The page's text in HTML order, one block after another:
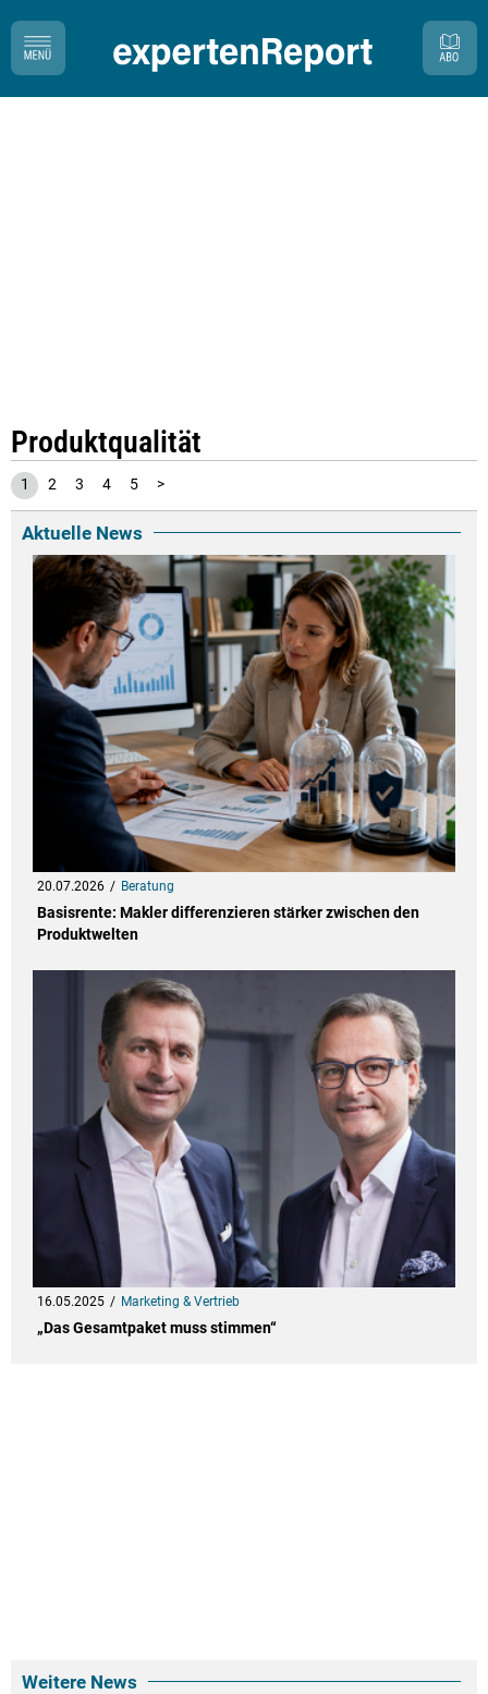
Produktqualität
1 2 3 4 5 >
Aktuelle News
20.07.2026 Beratung
Basisrente: Makler differenzieren stärker zwischen den
Produktwelten
16.05.2025 Marketing & Vertrieb
„Das Gesamtpaket muss stimmen“
Weitere News